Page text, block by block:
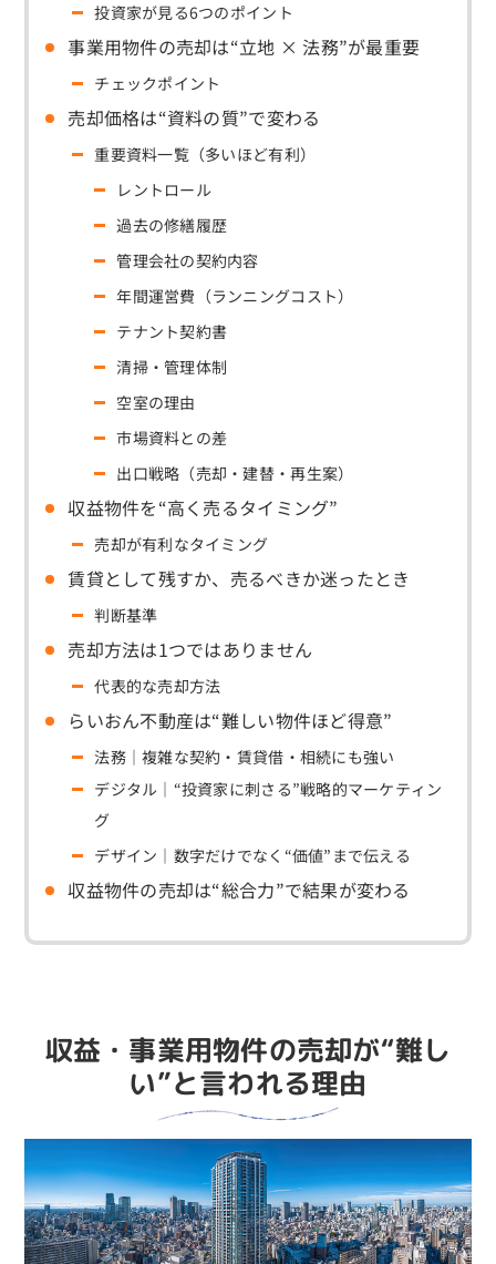
投資家が見る6つのポイント
事業用物件の売却は“立地 × 法務”が最重要
チェックポイント
売却価格は“資料の質”で変わる
重要資料一覧（多いほど有利）
レントロール
過去の修繕履歴
管理会社の契約内容
年間運営費（ランニングコスト）
テナント契約書
清掃・管理体制
空室の理由
市場資料との差
出口戦略（売却・建替・再生案）
収益物件を“高く売るタイミング”
売却が有利なタイミング
賃貸として残すか、売るべきか迷ったとき
判断基準
売却方法は1つではありません
代表的な売却方法
らいおん不動産は“難しい物件ほど得意”
法務｜複雑な契約・賃貸借・相続にも強い
デジタル｜“投資家に刺さる”戦略的マーケティン
グ
デザイン｜数字だけでなく“価値”まで伝える
収益物件の売却は“総合力”で結果が変わる
収益・事業用物件の売却が“難し
い”と言われる理由